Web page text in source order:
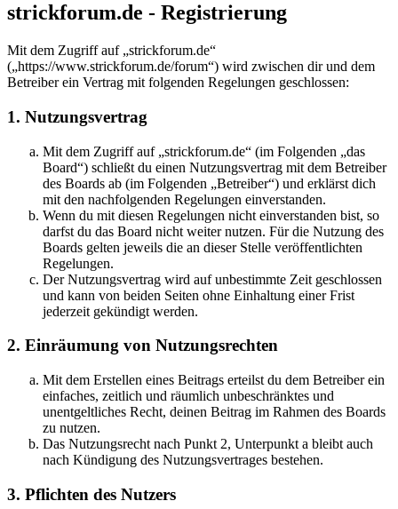
strickforum.de - Registrierung
Mit dem Zugriff auf „strickforum.de“
(„https://www.strickforum.de/forum“) wird zwischen dir und dem
Betreiber ein Vertrag mit folgenden Regelungen geschlossen:
1. Nutzungsvertrag
Mit dem Zugriff auf „strickforum.de“ (im Folgenden „das
Board“) schließt du einen Nutzungsvertrag mit dem Betreiber
des Boards ab (im Folgenden „Betreiber“) und erklärst dich
mit den nachfolgenden Regelungen einverstanden.
Wenn du mit diesen Regelungen nicht einverstanden bist, so
darfst du das Board nicht weiter nutzen. Für die Nutzung des
Boards gelten jeweils die an dieser Stelle veröffentlichten
Regelungen.
Der Nutzungsvertrag wird auf unbestimmte Zeit geschlossen
und kann von beiden Seiten ohne Einhaltung einer Frist
jederzeit gekündigt werden.
2. Einräumung von Nutzungsrechten
Mit dem Erstellen eines Beitrags erteilst du dem Betreiber ein
einfaches, zeitlich und räumlich unbeschränktes und
unentgeltliches Recht, deinen Beitrag im Rahmen des Boards
zu nutzen.
Das Nutzungsrecht nach Punkt 2, Unterpunkt a bleibt auch
nach Kündigung des Nutzungsvertrages bestehen.
3. Pflichten des Nutzers